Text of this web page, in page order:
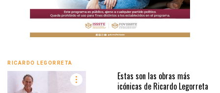
RICARDO LEGORRETA
Estas son las obras más
icónicas de Ricardo Legorreta